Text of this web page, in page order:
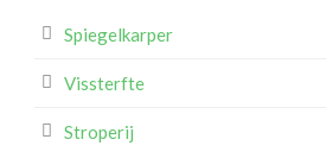
Spiegelkarper
Vissterfte
Stroperij